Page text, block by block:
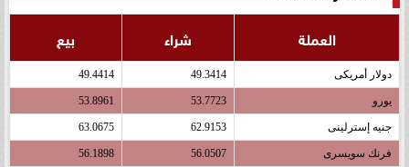
العملة شراء بيع
دولار أمريكى 49.3414
49.4414
يورو 53.7723
53.8961
جنيه إسترلينى 62.9153
63.0675
فرنك سويسرى 56.0507
56.1898